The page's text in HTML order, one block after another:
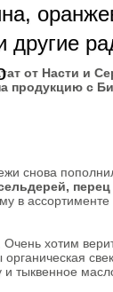
другие
от Насти и
продукцию с
снова
перец
в
. Очень хотим
тыквенное